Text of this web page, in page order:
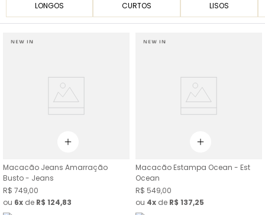
LONGOS CURTOS LISOS
Macacão Jeans Amarração
Busto - Jeans
R$ 749,00
ou 6 de R$ 124,83
Macacão Estampa Ocean - Est
Ocean
R$ 549,00
ou 4 de R$ 137,25
10º short